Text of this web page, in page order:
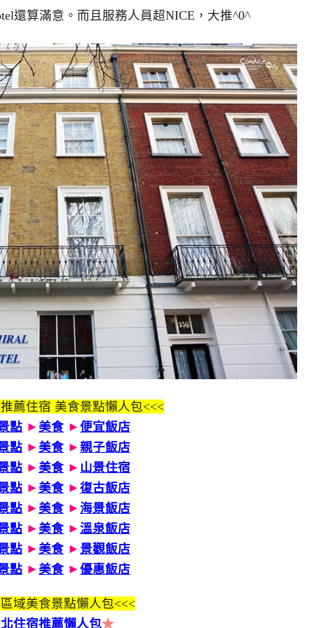
還算滿意。而且服務人員超NICE，大推^0^
薦住宿 美食景點懶人包<<<
點 ► 美食 ► 便宜飯店
點 ► 美食 ► 親子飯店
點 ► 美食 ► 山景住宿
點 ► 美食 ► 復古飯店
點 ► 美食 ► 海景飯店
點 ► 美食 ► 溫泉飯店
點 ► 美食 ► 景觀飯店
點 ► 美食 ► 優惠飯店
域美食景點懶人包<<<
住宿推薦懶人包★